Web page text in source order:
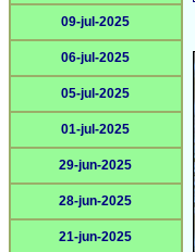
09-jul-2025
06-jul-2025
05-jul-2025
01-jul-2025
29-jun-2025
28-jun-2025
21-jun-2025